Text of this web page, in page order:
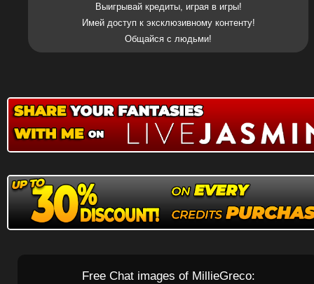
Выигрывай кредиты, играя в игры!
Имей доступ к эксклюзивному контенту!
Общайся с людьми!
Free Chat images of MillieGreco: